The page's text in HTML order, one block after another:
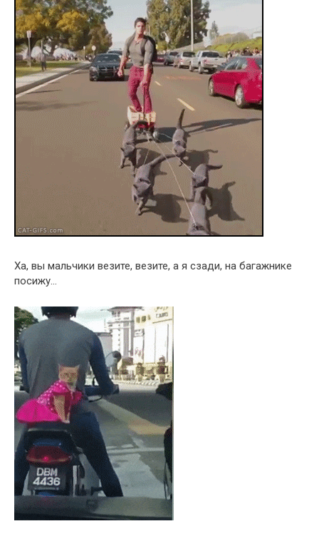
Ха, вы мальчики везите, везите, а я сзади, на багажнике
посижу…